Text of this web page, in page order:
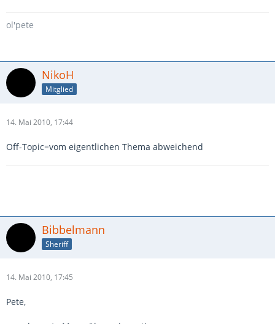
ol'pete
NikoH
Mitglied
14. Mai 2010, 17:44
Off-Topic=vom eigentlichen Thema abweichend
Bibbelmann
Sheriff
14. Mai 2010, 17:45
Pete,